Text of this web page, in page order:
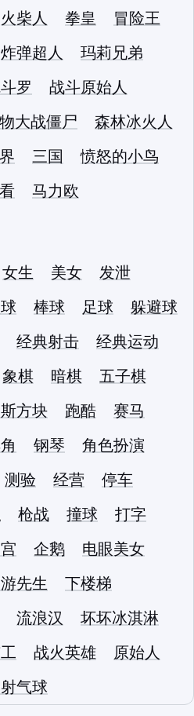
火柴人 拳皇
冒险王
炸弹超人
玛莉兄弟
罗
战斗原始人
大战僵尸
森林冰火人
三国
愤怒的小鸟
马力欧
女生 美女
发泄
棒球 足球
躲避球
经典射击
经典运动
象棋 暗棋
五子棋
方块 跑酷
赛马
钢琴
角色扮演
测验 经营
停车
枪战 撞球
打字
企鹅
电眼美女
先生
下楼梯
流浪汉
坏坏冰淇淋
战火英雄
原始人
气球